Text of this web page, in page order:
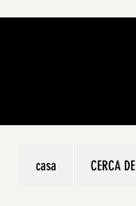
casa CERCA DE